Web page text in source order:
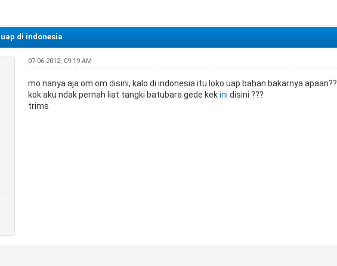
di indonesia
07-06-2012, 09:19 AM
mo nanya aja om om disini, kalo di indonesia itu loko uap bahan bakarnya apaan??
kok aku ndak pernah liat tangki batubara gede kekini disini ???
trims